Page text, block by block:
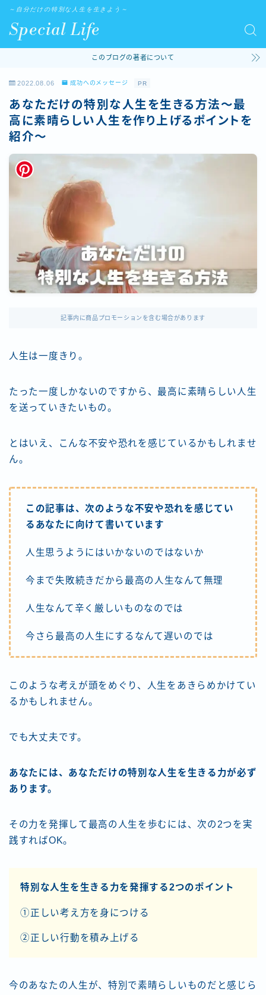
Special Life
～自分だけの特別な人生を生きよう～
このブログの著者について
2022.08.06 成功へのメッセージ PR
あなただけの特別な人生を生きる方法～最
高に素晴らしい人生を作り上げるポイントを
紹介～
記事内に商品プロモーションを含む場合があります
人生は一度きり。
たった一度しかないのですから、最高に素晴らしい人生
を送っていきたいもの。
とはいえ、こんな不安や恐れを感じているかもしれませ
ん。
この記事は、次のような不安や恐れを感じてい
るあなたに向けて書いています
人生思うようにはいかないのではないか
今まで失敗続きだから最高の人生なんて無理
人生なんて辛く厳しいものなのでは
今さら最高の人生にするなんて遅いのでは
このような考えが頭をめぐり、人生をあきらめかけてい
るかもしれません。
でも大丈夫です。
あなたには、あなただけの特別な人生を生きる力が必ず
あります。
その力を発揮して最高の人生を歩むには、次の2つを実
践すればOK。
特別な人生を生きる力を発揮する2つのポイント
①正しい考え方を身につける
②正しい行動を積み上げる
今のあなたの人生が、特別で素晴らしいものだと感じら